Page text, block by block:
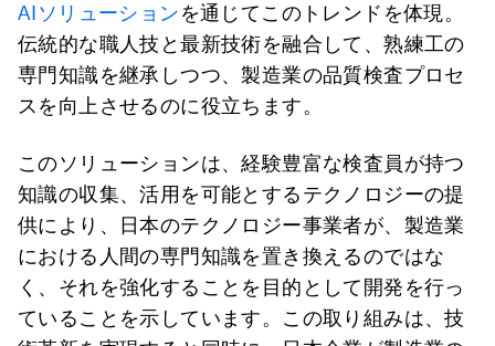
AIソリューションを通じてこのトレンドを体現。
伝統的な職人技と最新技術を融合して、熟練工の
専門知識を継承しつつ、製造業の品質検査プロセ
スを向上させるのに役立ちます。
このソリューションは、経験豊富な検査員が持つ
知識の収集、活用を可能とするテクノロジーの提
供により、日本のテクノロジー事業者が、製造業
における人間の専門知識を置き換えるのではな
く、それを強化することを目的として開発を行っ
ていることを示しています。この取り組みは、技